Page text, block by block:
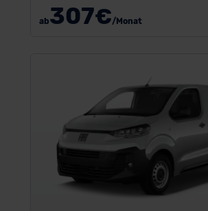
ab307€/Monat